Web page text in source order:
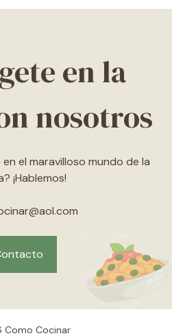
en la
nosotros
el maravilloso mundo de la
¡Hablemos!
Cocinar